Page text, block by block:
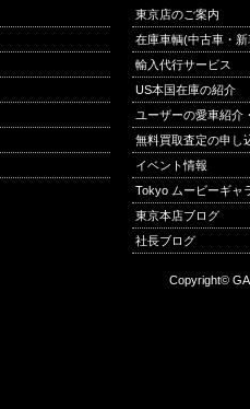
東京店のご案内
在庫車輌(中古車・
輸入代行サービス
US本国在庫の紹介
ユーザーの愛車紹介
無料買取査定の申し
イベント情報
Tokyo ムービーギャ
東京本店ブログ
社長ブログ
Copyright©